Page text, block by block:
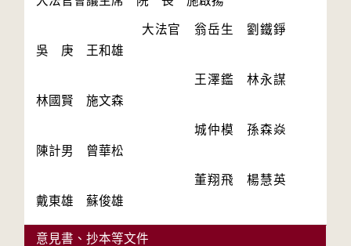
大法官　翁岳生　劉鐵錚
王澤鑑　林永謀
城仲模　孫森焱
董翔飛　楊慧英
戴東雄　蘇俊雄
意見書、抄本等文件